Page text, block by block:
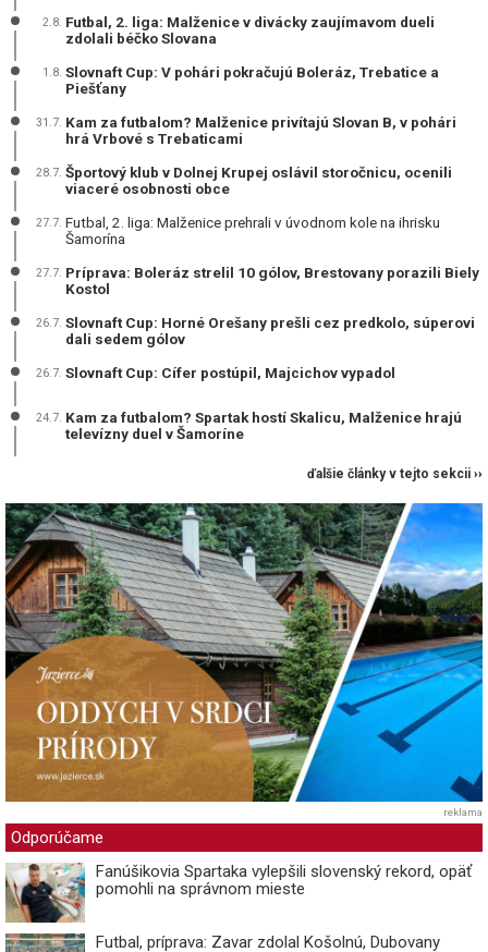
2.8. Futbal, 2. liga: Malženice v divácky zaujímavom dueli
zdolali béčko Slovana
1.8. Slovnaft Cup: V pohári pokračujú Boleráz, Trebatice a
Piešťany
31.7. Kam za futbalom? Malženice privítajú Slovan B, v pohári
hrá Vrbové s Trebaticami
28.7. Športový klub v Dolnej Krupej oslávil storočnicu, ocenili
viaceré osobnosti obce
27.7. Futbal, 2. liga: Malženice prehrali v úvodnom kole na ihrisku
Šamorína
27.7. Príprava: Boleráz strelil 10 gólov, Brestovany porazili Biely
Kostol
26.7. Slovnaft Cup: Horné Orešany prešli cez predkolo, súperovi
dali sedem gólov
26.7. Slovnaft Cup: Cífer postúpil, Majcichov vypadol
24.7. Kam za futbalom? Spartak hostí Skalicu, Malženice hrajú
televízny duel v Šamoríne
ďalšie články v tejto sekcii ››
reklama
Odporúčame
Fanúšikovia Spartaka vylepšili slovenský rekord, opäť
pomohli na správnom mieste
Futbal, príprava: Zavar zdolal Košolnú, Dubovany